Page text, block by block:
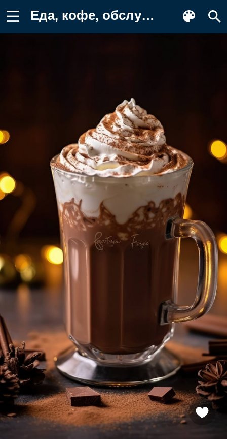
Еда, кофе, обслуживающее ПО, чашка Фотография